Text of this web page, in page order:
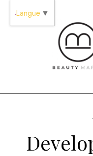
Langue ▼